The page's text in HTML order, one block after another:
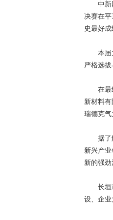
中新网
决赛在
史最好成
本届大
严格选
在最终
新材料
瑞德克气
据了解
新兴产
新的强劲
长垣市
设、企